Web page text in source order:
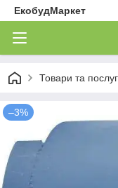
ЕкобудМаркет
Товари та
–3%